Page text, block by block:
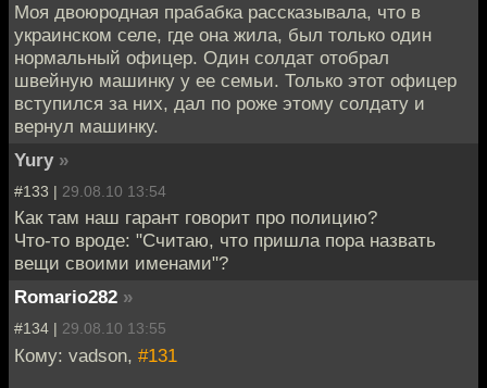
Моя двоюродная прабабка рассказывала, что в
украинском селе, где она жила, был только один
нормальный офицер. Один солдат отобрал
швейную машинку у ее семьи. Только этот офицер
вступился за них, дал по роже этому солдату и
вернул машинку.
Yury »
#133 | 29.08.10 13:54
Как там наш гарант говорит про полицию?
Что-то вроде: "Считаю, что пришла пора назвать
вещи своими именами"?
Romario282 »
#134 | 29.08.10 13:55
Кому: vadson, #131